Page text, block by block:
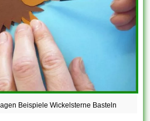
Beispiele Wickelsterne Basteln